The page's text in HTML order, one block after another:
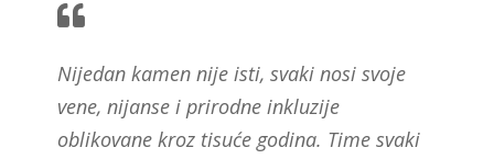
Nijedan kamen nije isti, svaki nosi svoje
vene, nijanse i prirodne inkluzije
oblikovane kroz tisuće godina. Time svaki